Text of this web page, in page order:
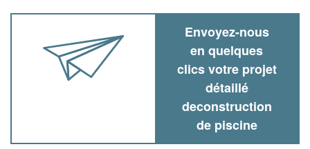
Envoyez-nous
en quelques
clics votre projet
détaillé
deconstruction
de piscine